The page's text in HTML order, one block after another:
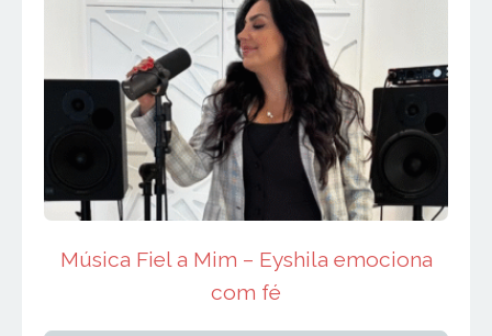
Música Fiel a Mim – Eyshila emociona
com fé